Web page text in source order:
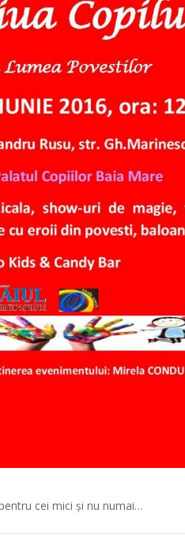
cei mici și nu numai…